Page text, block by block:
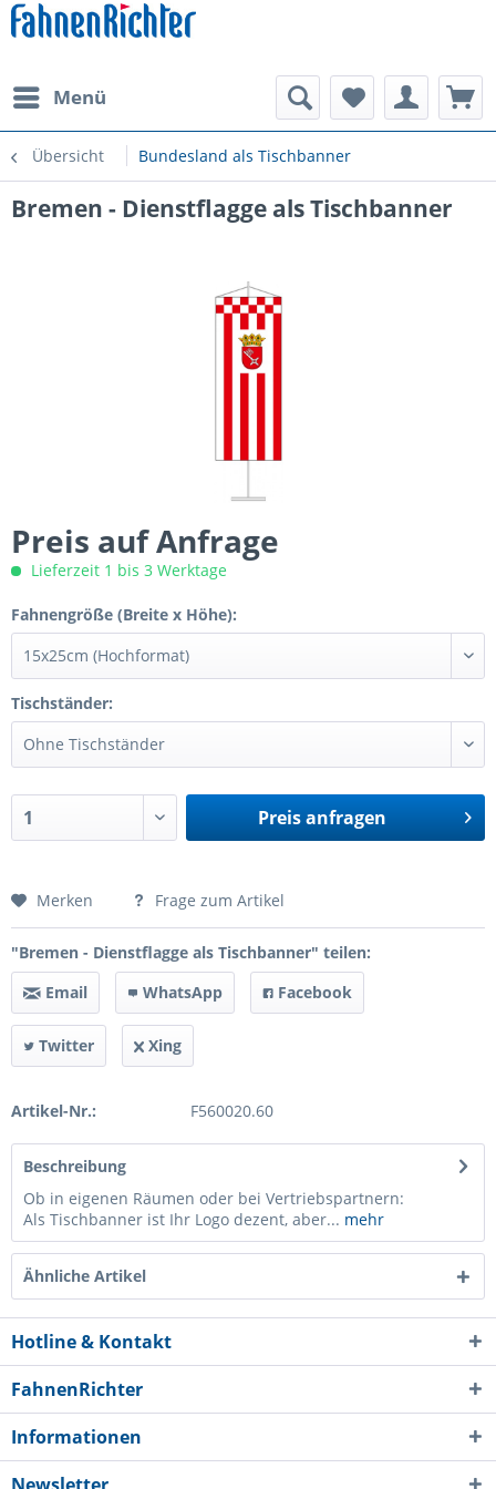
Menü
Übersicht Bundesland als Tischbanner
Bremen - Dienstflagge als Tischbanner
Preis auf Anfrage
Lieferzeit 1 bis 3 Werktage
Fahnengröße (Breite x Höhe):
Tischständer:
Preis anfragen
Preis anfragen
Merken Frage zum Artikel
"Bremen - Dienstflagge als Tischbanner" teilen:
Email
WhatsApp Facebook
Twitter Xing
Artikel-Nr.: F560020.60
Beschreibung
Ob in eigenen Räumen oder bei Vertriebspartnern:
Als Tischbanner ist Ihr Logo dezent, aber... mehr
Ähnliche Artikel
Hotline & Kontakt
FahnenRichter
Informationen